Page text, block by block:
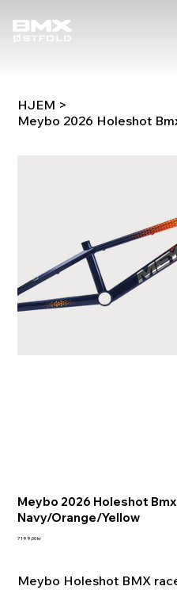
HJEM >
Meybo 2026 Holeshot
Navy/Orange/Yellow
Pris
7 199,00 kr
Meybo Holeshot BMX